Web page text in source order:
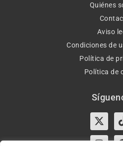
Quiénes
Aviso
Condiciones de
Política de
Política de
X-